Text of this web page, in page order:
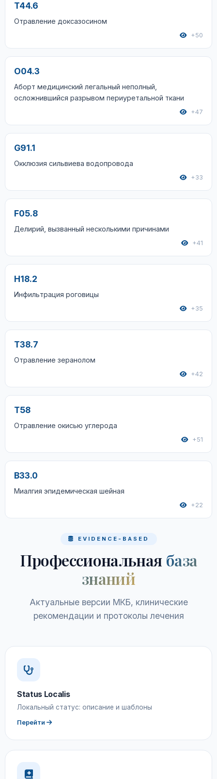
T44.6
Отравление доксазосином
+50
O04.3
Аборт медицинский легальный неполный,
осложнившийся разрывом периуретальной ткани
+47
G91.1
Окклюзия сильвиева водопровода
+33
F05.8
Делирий, вызванный несколькими причинами
+41
H18.2
Инфильтрация роговицы
+35
T38.7
Отравление зеранолом
+42
T58
Отравление окисью углерода
+51
B33.0
Миалгия эпидемическая шейная
+22
EVIDENCE-BASED
Профессиональная база
знаний
Актуальные версии МКБ, клинические
рекомендации и протоколы лечения
Status Localis
Локальный статус: описание и шаблоны
Перейти